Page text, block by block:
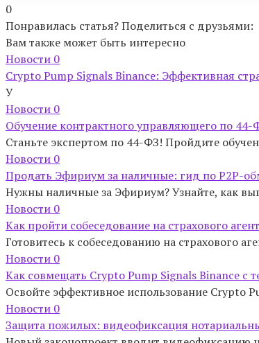
0
Понравилась статья? Поделиться с друзьями:
Вам также может быть интересно
Новости 0
Crypto Pump Signals Binance: Эффективная
У
Новости 0
Обучение контрактного управляющего по 44-
Станьте экспертом по 44-ФЗ! Пройдите
Новости 0
Продать Эфириум за наличные: гид по P2P-
Нужны наличные за Эфириум? Узнайте, как
Новости 0
Как пройти собеседование на страхового
Готовитесь к собеседованию на страхового
Новости 0
Как совмещать Crypto Pump Signals Binance с
Освойте эффективное использование Crypto
Новости 0
Защита пожилых: видеофиксация